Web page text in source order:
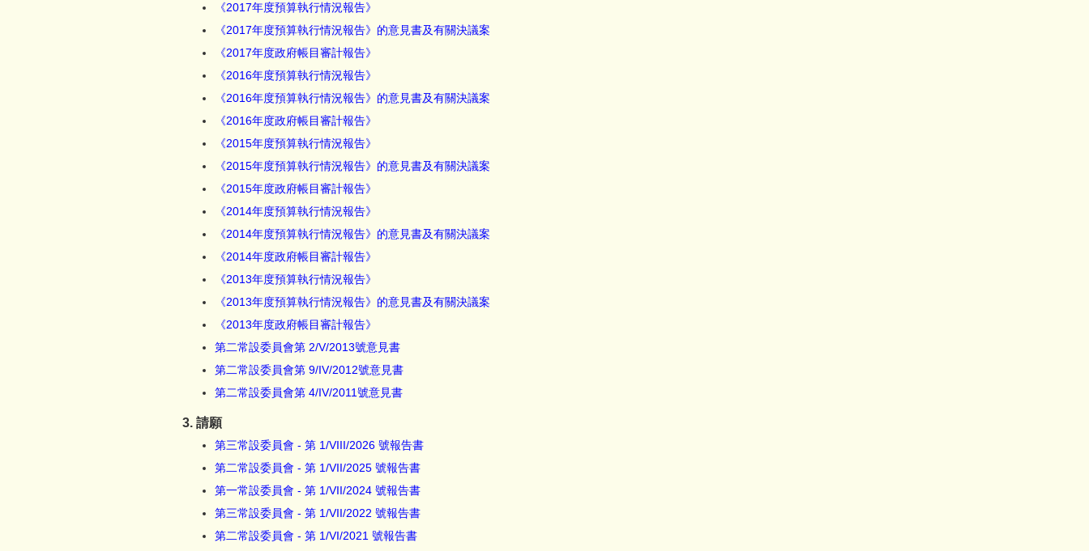
《2017年度預算執行情況報告》
《2017年度預算執行情況報告》的意見書及有關決議案
《2017年度政府帳目審計報告》
《2016年度預算執行情況報告》
《2016年度預算執行情況報告》的意見書及有關決議案
《2016年度政府帳目審計報告》
《2015年度預算執行情況報告》
《2015年度預算執行情況報告》的意見書及有關決議案
《2015年度政府帳目審計報告》
《2014年度預算執行情況報告》
《2014年度預算執行情況報告》的意見書及有關決議案
《2014年度政府帳目審計報告》
《2013年度預算執行情況報告》
《2013年度預算執行情況報告》的意見書及有關決議案
《2013年度政府帳目審計報告》
第二常設委員會第 2/V/2013號意見書
第二常設委員會第 9/IV/2012號意見書
第二常設委員會第 4/IV/2011號意見書
3. 請願
第三常設委員會 - 第 1/VIII/2026 號報告書
第二常設委員會 - 第 1/VII/2025 號報告書
第一常設委員會 - 第 1/VII/2024 號報告書
第三常設委員會 - 第 1/VII/2022 號報告書
第二常設委員會 - 第 1/VI/2021 號報告書